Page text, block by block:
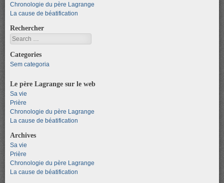
Chronologie du père Lagrange
La cause de béatification
Rechercher
Search
Categories
Sem categoria
Le père Lagrange sur le web
Sa vie
Prière
Chronologie du père Lagrange
La cause de béatification
Archives
Sa vie
Prière
Chronologie du père Lagrange
La cause de béatification